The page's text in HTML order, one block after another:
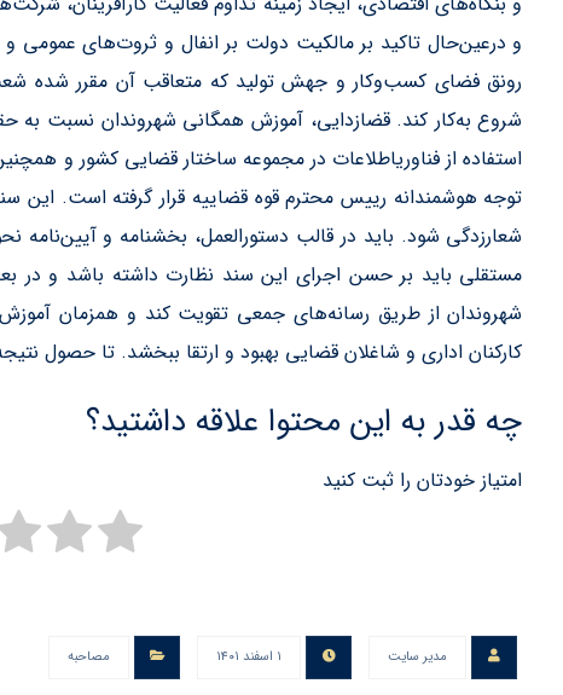
و درعین‌حال تاکید بر مالکیت دولت بر انفال و ثروت‌های عمومی
رونق فضای کسب‌وکار و جهش تولید که متعاقب آن مقرر
شروع به‌کار کند. قضازدایی، آموزش همگانی شهروندان نسبت به
استفاده از فناوریاطلاعات در مجموعه ساختار قضایی کشور و
توجه هوشمندانه رييس محترم قوه قضاييه قرار گرفته است. این
شعارزدگی شود. باید در قالب دستورالعمل، بخشنامه و
مستقلی باید بر حسن اجرای این سند نظارت داشته باشد و در
شهروندان از طریق رسانه‌های جمعی تقویت کند و همزمان
کارکنان اداری و شاغلان قضایی بهبود و ارتقا ببخشد. تا حصول
چه قدر به این محتوا علاقه داشتید؟
امتیاز خودتان را ثبت کنید
مدیر سایت ۱ اسفند ۱۴۰۱ مصاحبه